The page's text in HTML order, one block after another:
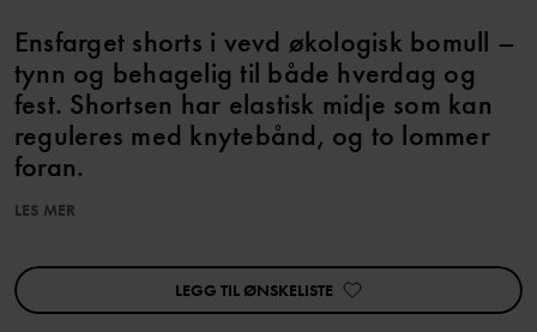
Ensfarget shorts i vevd økologisk bomull –
tynn og behagelig til både hverdag og
fest. Shortsen har elastisk midje som kan
reguleres med knytebånd, og to lommer
foran.
Varenummer
Produksjonsland:Bangladesh
Fabrikk
Babylon Casual Wear Ltd
Les mer
LES MER
LEGG TIL ØNSKELISTE